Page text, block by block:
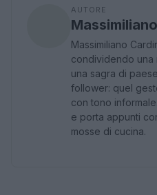
AUTORE
Massimiliano
condividendo una
una sagra di
follower: quel
con tono
e porta appunti
mosse di cucina.